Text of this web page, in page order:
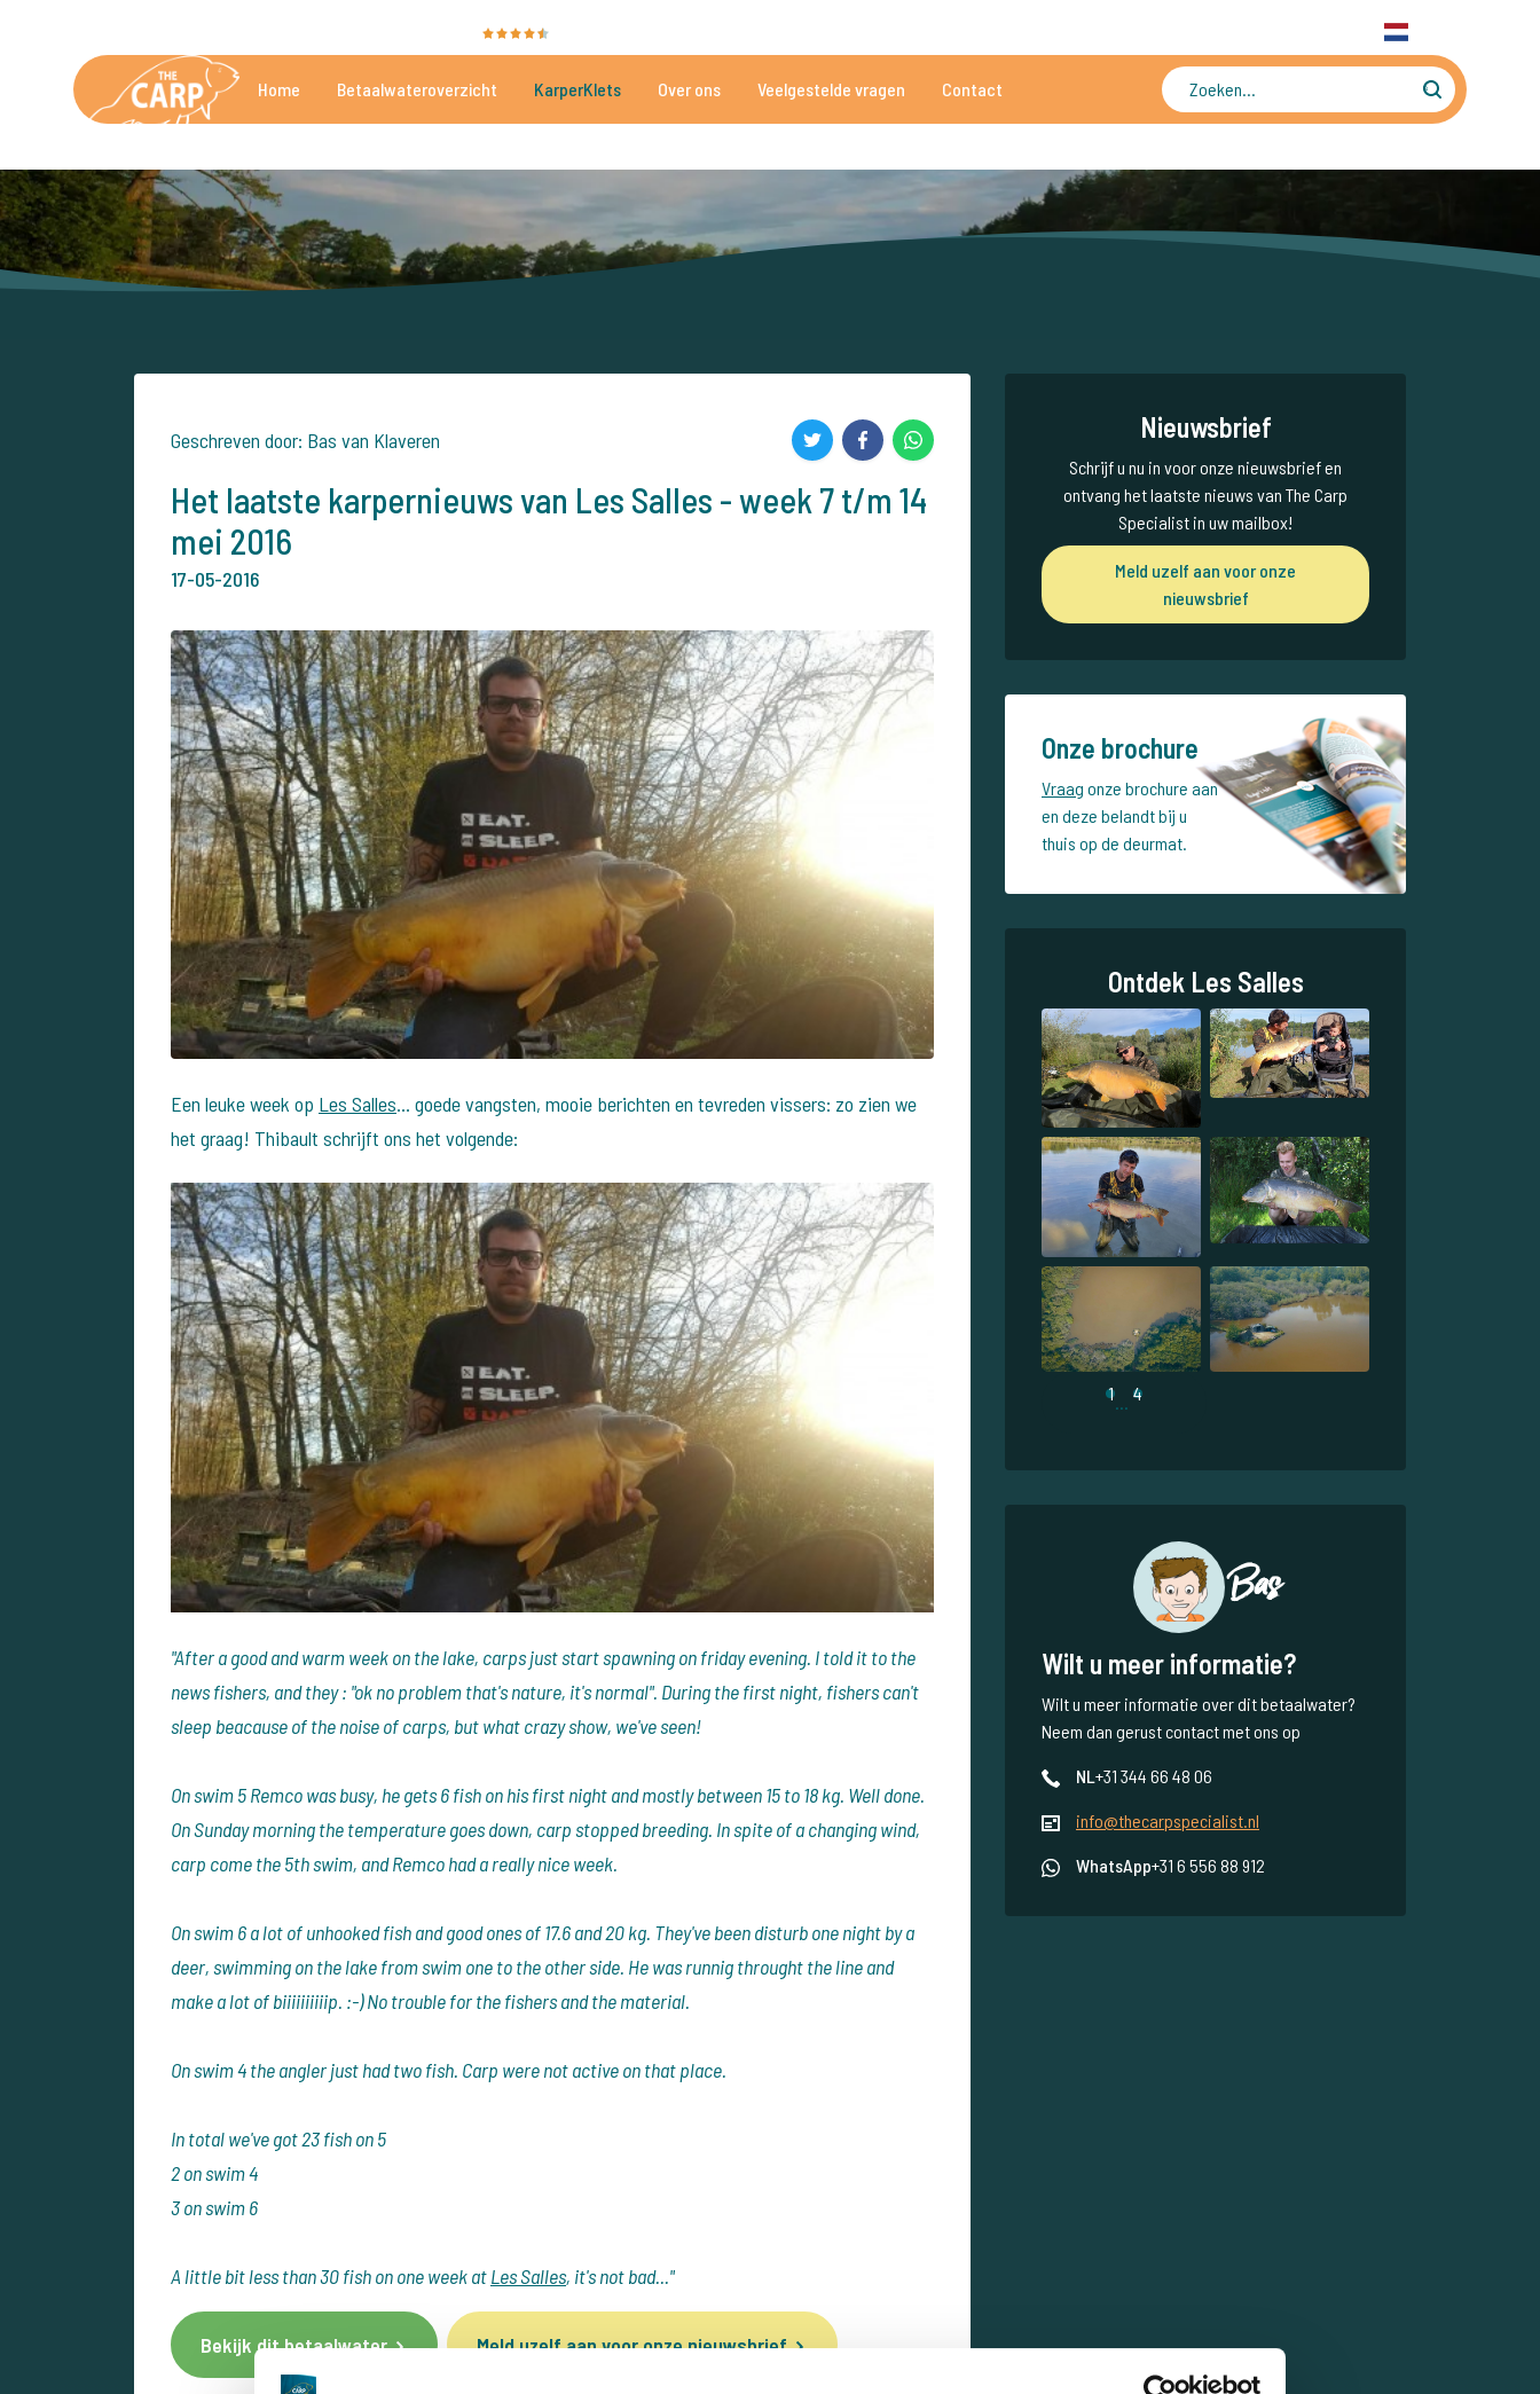
Home Betaalwateroverzicht KarperKlets Over ons Veelgestelde vragen Contact
Geschreven door: Bas van Klaveren
Het laatste karpernieuws van Les Salles - week 7 t/m 14
mei 2016
17-05-2016
Een leuke week op Les Salles... goede vangsten, mooie berichten en tevreden vissers: zo zien we
het graag! Thibault schrijft ons het volgende:
"After a good and warm week on the lake, carps just start spawning on friday evening. I told it to the
news fishers, and they : "ok no problem that's nature, it's normal". During the first night, fishers can't
sleep beacause of the noise of carps, but what crazy show, we've seen!
On swim 5 Remco was busy, he gets 6 fish on his first night and mostly between 15 to 18 kg. Well done.
On Sunday morning the temperature goes down, carp stopped breeding. In spite of a changing wind,
carp come the 5th swim, and Remco had a really nice week.
On swim 6 a lot of unhooked fish and good ones of 17.6 and 20 kg. They've been disturb one night by a
deer, swimming on the lake from swim one to the other side. He was runnig throught the line and
make a lot of biiiiiiiiiip. :-) No trouble for the fishers and the material.
On swim 4 the angler just had two fish. Carp were not active on that place.
In total we've got 23 fish on 5
2 on swim 4
3 on swim 6
A little bit less than 30 fish on one week atLes Salles, it's not bad..."
Bekijk dit betaalwater Meld uzelf aan voor onze nieuwsbrief
Nieuwsbrief
Schrijf u nu in voor onze nieuwsbrief en
ontvang het laatste nieuws van The Carp
Specialist in uw mailbox!
Meld uzelf aan voor onze
nieuwsbrief
Onze brochure
Vraag onze brochure aan
en deze belandt bij u
thuis op de deurmat.
Ontdek Les Salles
1... 4
Bas
Wilt u meer informatie?
Wilt u meer informatie over dit betaalwater?
Neem dan gerust contact met ons op
NL+31 344 66 48 06
info@thecarpspecialist.nl
WhatsApp+31 6 556 88 912